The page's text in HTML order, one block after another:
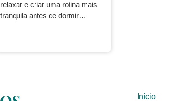
relaxar e criar uma rotina mais
tranquila antes de dormir….
Início